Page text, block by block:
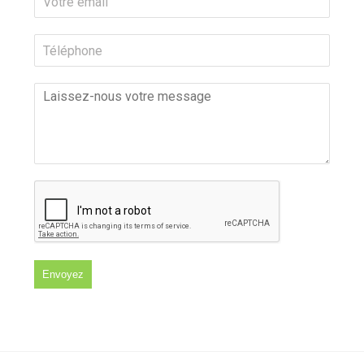
Envoyez